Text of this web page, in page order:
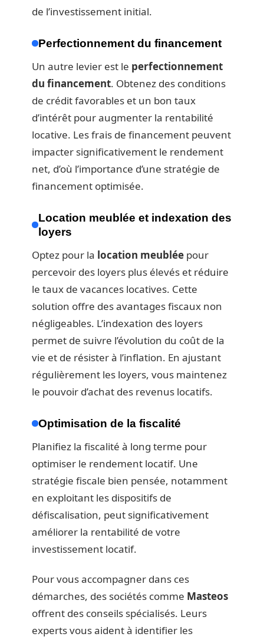
de l’investissement initial.
Perfectionnement du financement
Un autre levier est le perfectionnement
du financement. Obtenez des conditions
de crédit favorables et un bon taux
d’intérêt pour augmenter la rentabilité
locative. Les frais de financement peuvent
impacter significativement le rendement
net, d’où l’importance d’une stratégie de
financement optimisée.
Location meublée et indexation des
loyers
Optez pour la location meublée pour
percevoir des loyers plus élevés et réduire
le taux de vacances locatives. Cette
solution offre des avantages fiscaux non
négligeables. L’indexation des loyers
permet de suivre l’évolution du coût de la
vie et de résister à l’inflation. En ajustant
régulièrement les loyers, vous maintenez
le pouvoir d’achat des revenus locatifs.
Optimisation de la fiscalité
Planifiez la fiscalité à long terme pour
optimiser le rendement locatif. Une
stratégie fiscale bien pensée, notamment
en exploitant les dispositifs de
défiscalisation, peut significativement
améliorer la rentabilité de votre
investissement locatif.
Pour vous accompagner dans ces
démarches, des sociétés comme Masteos
offrent des conseils spécialisés. Leurs
experts vous aident à identifier les